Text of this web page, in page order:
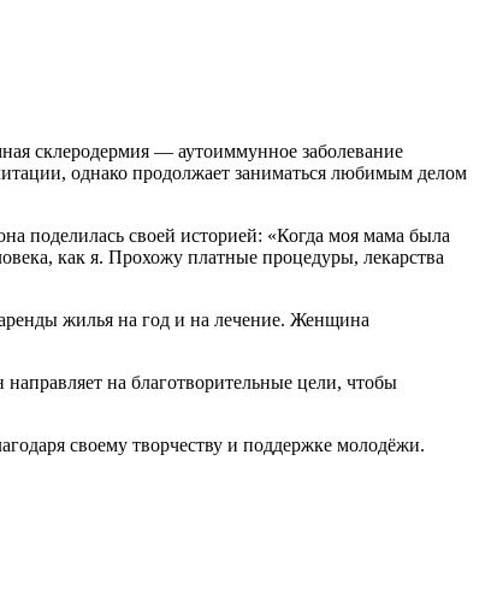
склеродермия — аутоиммунное заболевание
однако продолжает заниматься любимым делом
поделилась своей историей: «Когда моя мама была
как я. Прохожу платные процедуры, лекарства
аренды жилья на год и на лечение. Женщина
на благотворительные цели, чтобы
своему творчеству и поддержке молодёжи.